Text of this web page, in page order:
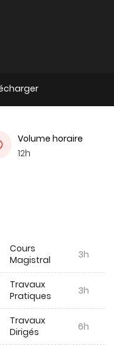
Volume horaire
12h
Cours
Magistral
3h
Travaux
Pratiques
3h
Travaux
Dirigés
6h